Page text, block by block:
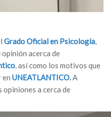
Grado Oficial en Psicología,
opinión acerca de
, así como los motivos que
en UNEATLANTICO.A
opiniones a cerca de